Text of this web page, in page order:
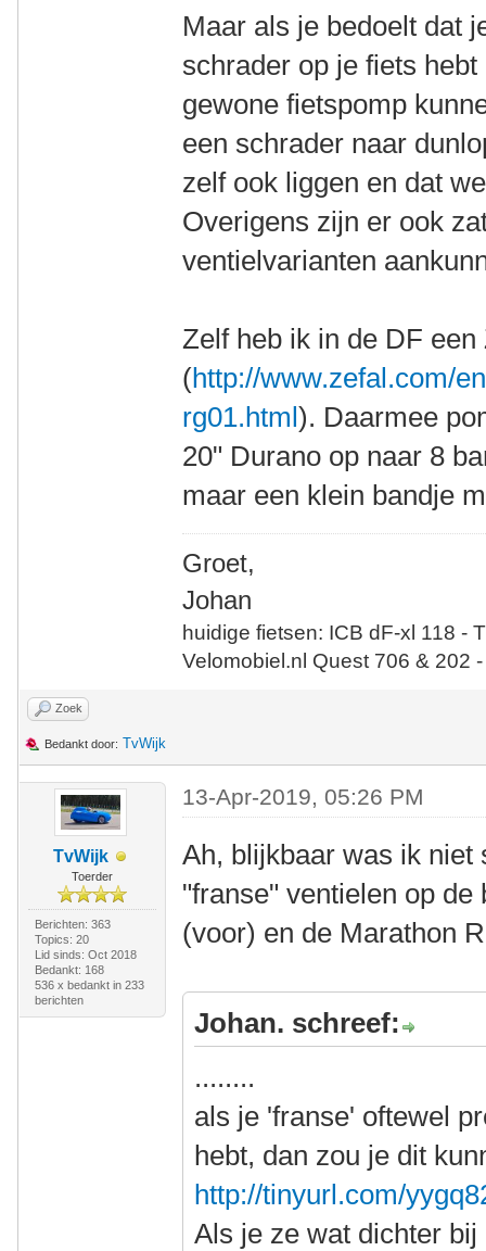
Maar als je bedoelt dat
schrader op je fiets
gewone fietspomp
een schrader naar
zelf ook liggen en dat
Overigens zijn er ook
ventielvarianten
Zelf heb ik in de DF
(http://www.zefal.com/
rg01.html). Daarmee
20" Durano op naar 8
maar een klein bandje
Groet,
Johan
huidige fietsen: ICB dF-xl 118 -
Velomobiel.nl Quest 706 & 202
Zoek
Bedankt door: TvWijk
TvWijk
Toerder
Berichten: 363
Topics: 20
Lid sinds: Oct 2018
Bedankt: 168
536 x bedankt in 233
berichten
13-Apr-2019, 05:26 PM
Ah, blijkbaar was ik niet
"franse" ventielen op
(voor) en de Marathon
Johan. schreef:
........
als je 'franse' oftewel
hebt, dan zou je dit
http://tinyurl.com/
Als je ze wat dichter